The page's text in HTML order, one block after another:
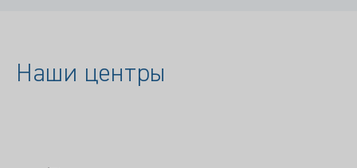
Наши центры